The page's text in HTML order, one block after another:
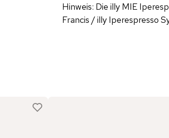
Hinweis: Die illy MIE
Francis / illy Iperespresso